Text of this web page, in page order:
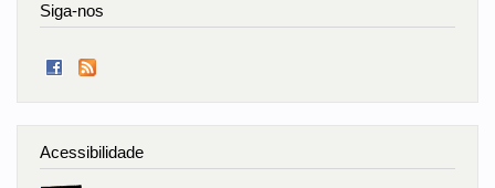
Siga-nos
Acessibilidade